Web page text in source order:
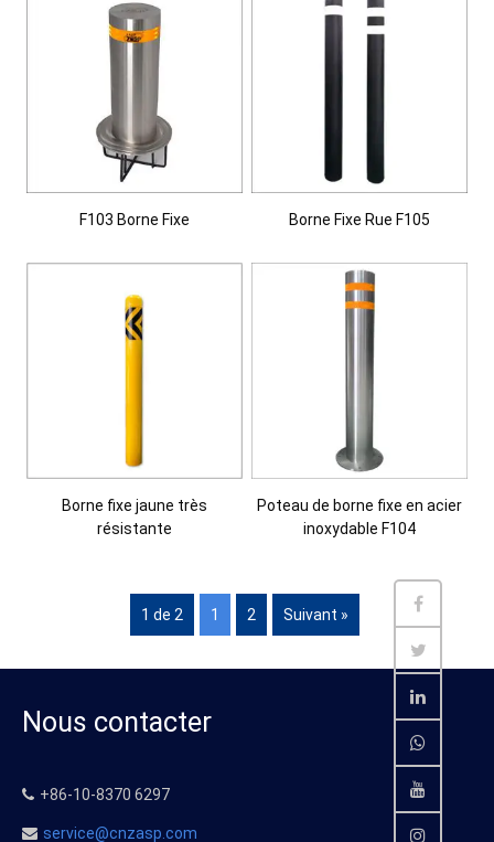
F103 Borne Fixe Borne Fixe Rue F105
Borne fixe jaune très
résistante
Poteau de borne fixe en acier
inoxydable F104
1 de 2 1 2 Suivant »
Nous contacter
+86-10-8370 6297
service@cnzasp.com